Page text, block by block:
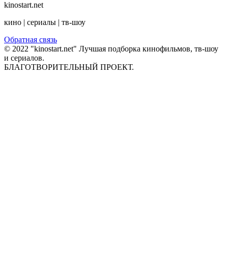
kinostart.net
кино | сериалы | тв-шоу
Обратная связь
© 2022 "kinostart.net" Лучшая подборка кинофильмов, тв-шоу
и сериалов.
БЛАГОТВОРИТЕЛЬНЫЙ ПРОЕКТ.